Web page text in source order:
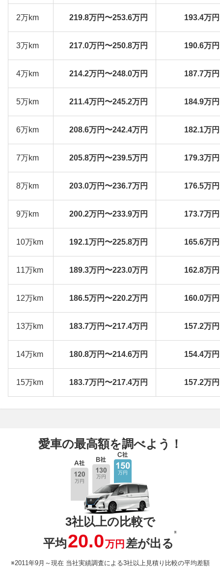
2万km 219.8万円〜253.6万円 193.4万
3万km 217.0万円〜250.8万円 190.6万
4万km 214.2万円〜248.0万円 187.7万
5万km 211.4万円〜245.2万円 184.9万
6万km 208.6万円〜242.4万円 182.1万
7万km 205.8万円〜239.5万円 179.3万
8万km 203.0万円〜236.7万円 176.5万
9万km 200.2万円〜233.9万円 173.7万
10万km 192.1万円〜225.8万円 165.6万
11万km 189.3万円〜223.0万円 162.8万
12万km 186.5万円〜220.2万円 160.0万
13万km 183.7万円〜217.4万円 157.2万
14万km 180.8万円〜214.6万円 154.4万
15万km 183.7万円〜217.4万円 157.2万
愛車の最高額を調べよう！
3社以上の比較で
平均20.0万円 差が出る
※
※2011年9月～現在 当社実績調査による3社以上見積り比較の平均差額